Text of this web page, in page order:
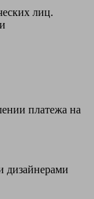
лиц.
платежа на
дизайнерами